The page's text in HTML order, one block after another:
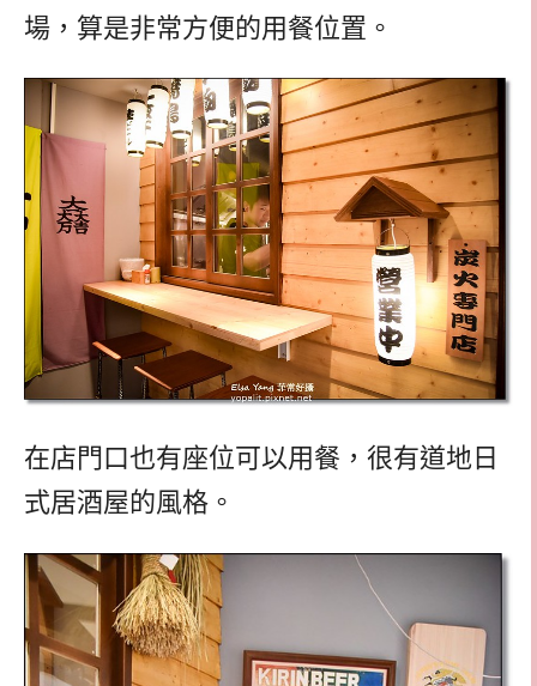
場，算是非常方便的用餐位置。
在店門口也有座位可以用餐，很有道地日
式居酒屋的風格。